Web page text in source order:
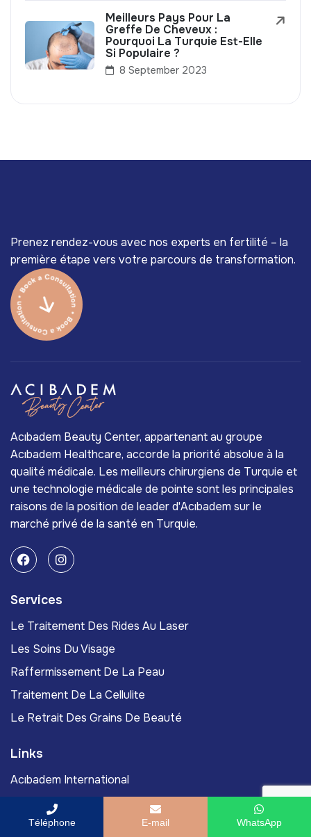
Meilleurs Pays Pour La
Greffe De Cheveux :
Pourquoi La Turquie Est-Elle
Si Populaire ?
8 September 2023
Prenez rendez-vous avec nos experts en fertilité – la
première étape vers votre parcours de transformation.
Acıbadem Beauty Center, appartenant au groupe
Acıbadem Healthcare, accorde la priorité absolue à la
qualité médicale. Les meilleurs chirurgiens de Turquie et
une technologie médicale de pointe sont les principales
raisons de la position de leader d'Acıbadem sur le
marché privé de la santé en Turquie.
Services
Le Traitement Des Rides Au Laser
Les Soins Du Visage
Raffermissement De La Peau
Traitement De La Cellulite
Le Retrait Des Grains De Beauté
Links
Acıbadem International
Acıbadem Health Point
Téléphone E-mail WhatsApp